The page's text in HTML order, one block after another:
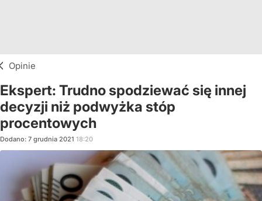
Opinie
Ekspert: Trudno spodziewać się innej
decyzji niż podwyżka stóp
procentowych
Dodano: 7 grudnia 2021 18:20